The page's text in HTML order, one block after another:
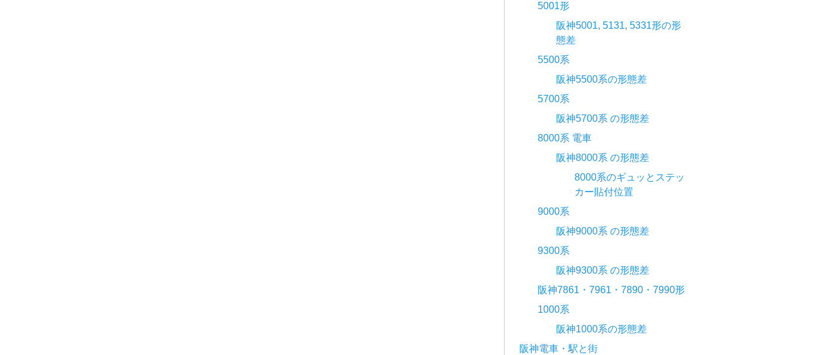
5001形
阪神5001, 5131, 5331形の形
態差
5500系
阪神5500系の形態差
5700系
阪神5700系 の形態差
8000系 電車
阪神8000系 の形態差
8000系のギュッとステッ
カー貼付位置
9000系
阪神9000系 の形態差
9300系
阪神9300系 の形態差
阪神7861・7961・7890・7990形
1000系
阪神1000系の形態差
阪神電車・駅と街